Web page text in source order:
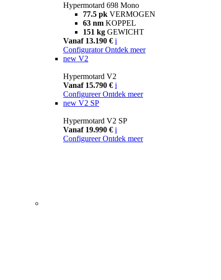
Hypermotard 698 Mono
77.5 pk VERMOGEN
63 nm KOPPEL
151 kg GEWICHT
Vanaf 13.190 € i
Configurator Ontdek meer
new V2
Hypermotard V2
Vanaf 15.790 € i
Configureer Ontdek meer
new V2 SP
Hypermotard V2 SP
Vanaf 19.990 € i
Configureer Ontdek meer